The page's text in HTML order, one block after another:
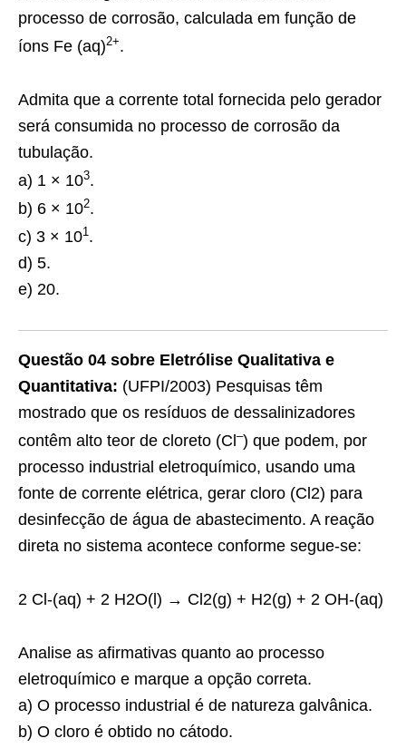
processo de corrosão, calculada em função de
íons Fe (aq)2+.
Admita que a corrente total fornecida pelo gerador
será consumida no processo de corrosão da
tubulação.
a) 1 × 103.
b) 6 × 102.
c) 3 × 101.
d) 5.
e) 20.
Questão 04 sobre Eletrólise Qualitativa e
Quantitativa: (UFPI/2003) Pesquisas têm
mostrado que os resíduos de dessalinizadores
contêm alto teor de cloreto (Cl –) que podem, por
processo industrial eletroquímico, usando uma
fonte de corrente elétrica, gerar cloro (Cl2) para
desinfecção de água de abastecimento. A reação
direta no sistema acontece conforme segue-se:
2 Cl-(aq) + 2 H2O(l) → Cl2(g) + H2(g) + 2 OH-(aq)
Analise as afirmativas quanto ao processo
eletroquímico e marque a opção correta.
a) O processo industrial é de natureza galvânica.
b) O cloro é obtido no cátodo.